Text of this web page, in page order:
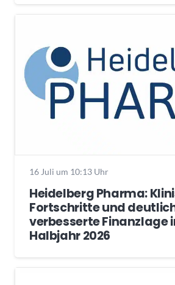
16 Juli um 10:13 Uhr
Heidelberg Pharma:
Fortschritte und
verbesserte Finanzlage
Halbjahr 2026